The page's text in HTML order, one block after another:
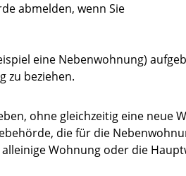
abmelden, wenn Sie
eine Nebenwohnung)
zu beziehen.
ohne gleichzeitig eine neue
die für die
Wohnung oder die